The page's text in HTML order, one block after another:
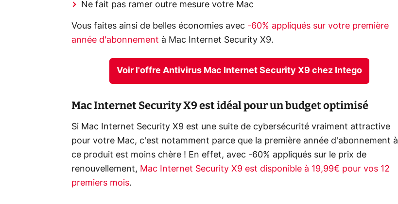
Ne fait pas ramer outre mesure votre Mac
Vous faites ainsi de belles économies avec -60% appliqués sur votre première
année d'abonnement à Mac Internet Security X9.
Voir l'offre Antivirus Mac Internet Security X9 chez Intego
Mac Internet Security X9 est idéal pour un budget optimisé
Si Mac Internet Security X9 est une suite de cybersécurité vraiment attractive
pour votre Mac, c'est notamment parce que la première année d'abonnement à
ce produit est moins chère ! En effet, avec -60% appliqués sur le prix de
renouvellement, Mac Internet Security X9 est disponible à 19,99€ pour vos 12
premiers mois.